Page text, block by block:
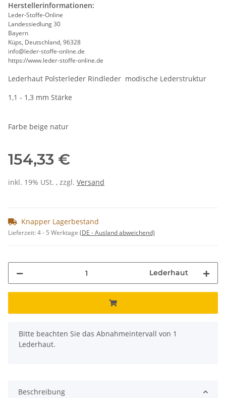
Herstellerinformationen:
Leder-Stoffe-Online
Landessiedlung 30
Bayern
Küps, Deutschland, 96328
info@leder-stoffe-online.de
https://www.leder-stoffe-online.de
Lederhaut Polsterleder Rindleder modische Lederstruktur
1,1 - 1,3 mm Stärke
Farbe beige natur
154,33 €
inkl. 19% USt. , zzgl. Versand
Knapper Lagerbestand
Lieferzeit:4 - 5 Werktage (DE - Ausland abweichend)
Lederhaut
x
Bitte beachten Sie das Abnahmeintervall von 1
Lederhaut.
Beschreibung